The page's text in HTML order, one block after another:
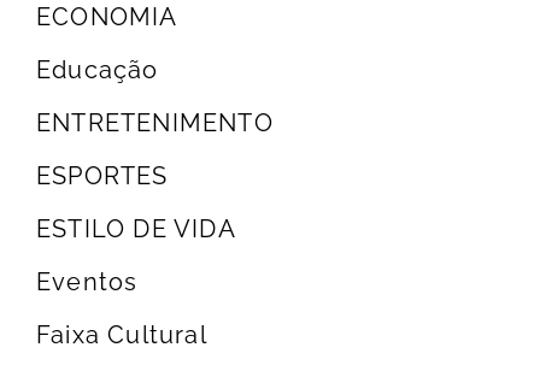
ECONOMIA
Educação
ENTRETENIMENTO
ESPORTES
ESTILO DE VIDA
Eventos
Faixa Cultural